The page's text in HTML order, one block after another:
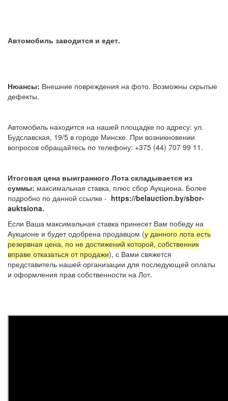
Автомобиль заводится и едет.
Нюансы: Внешние повреждения на фото. Возможны скрытые
дефекты.
Автомобиль находится на нашей площадке по адресу: ул.
Будславская, 19/5 в городе Минске. При возникновении
вопросов обращайтесь по телефону: +375 (44) 707 99 11.
Итоговая цена выигранного Лота складывается из
суммы: максимальная ставка, плюс сбор Аукциона. Более
подробно по данной ссылке - https://belauction.by/sbor-
auktsiona.
Если Ваша максимальная ставка принесет Вам победу на
Аукционе и будет одобрена продавцом (у данного лота есть
резервная цена, по не достижений которой, собственник
вправе отказаться от продажи), с Вами свяжется
представитель нашей организации для последующей оплаты
и оформления прав собственности на Лот.